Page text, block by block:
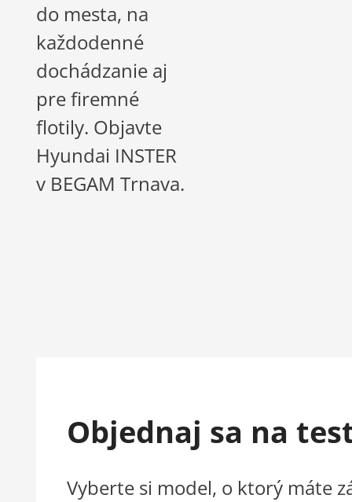
do mesta, na
každodenné
dochádzanie aj
pre firemné
flotily. Objavte
Hyundai INSTER
v BEGAM Trnava.
Objednaj sa na
Vyberte si model, o ktorý máte